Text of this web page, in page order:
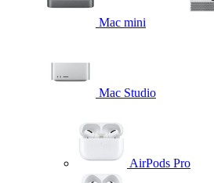
Mac mini
Mac Studio
AirPods Pro